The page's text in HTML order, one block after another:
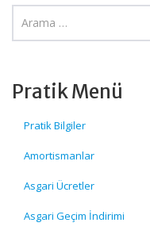
Pratik Menü
Pratik Bilgiler
Amortismanlar
Asgari Ücretler
Asgari Geçim İndirimi